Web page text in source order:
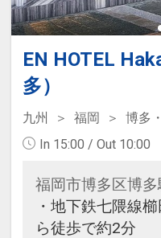
EN HOTEL
多）
九州 福岡
博多
In 15:00 / Out 10:00
福岡市博多区博
・地下鉄七隈線
ら徒歩で約2分